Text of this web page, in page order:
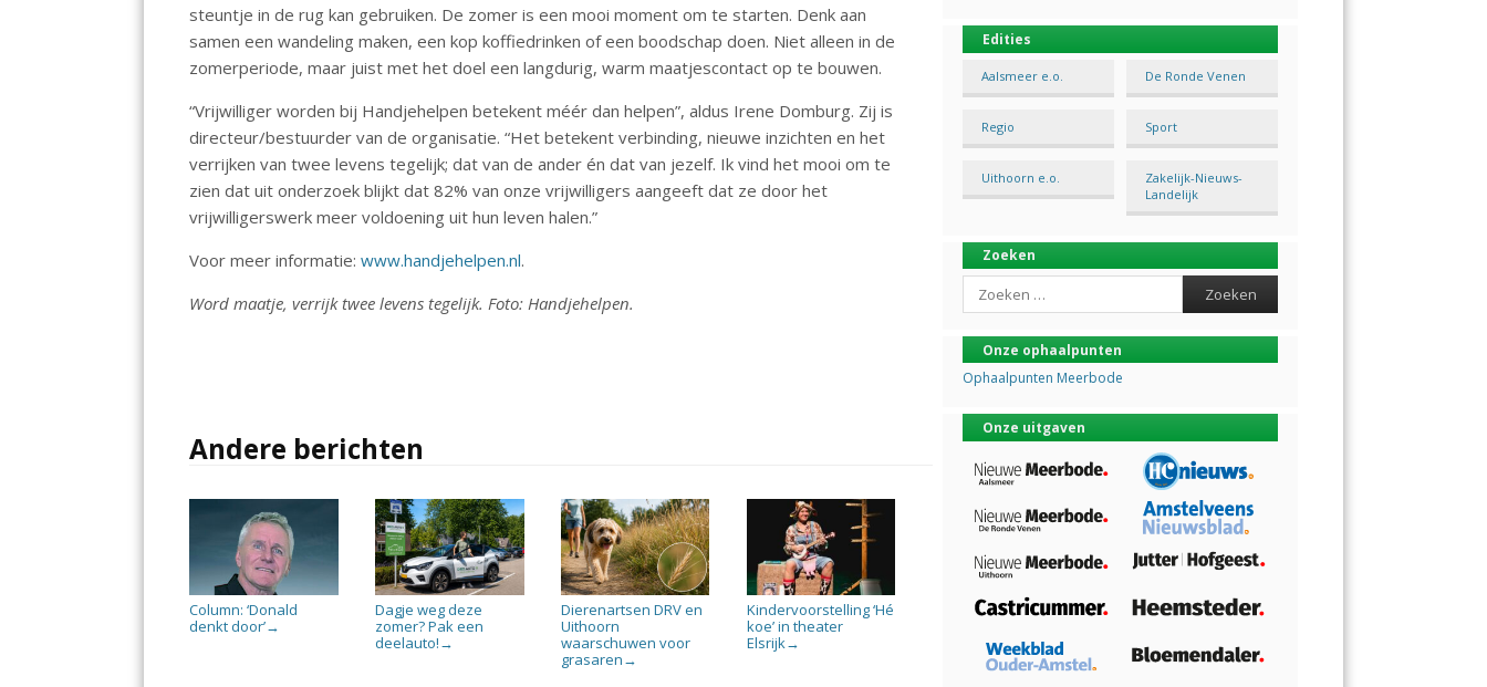
steuntje in de rug kan gebruiken. De zomer is een mooi moment om te starten. Denk aan
samen een wandeling maken, een kop koffiedrinken of een boodschap doen. Niet alleen in de
zomerperiode, maar juist met het doel een langdurig, warm maatjescontact op te bouwen.
“Vrijwilliger worden bij Handjehelpen betekent méér dan helpen”, aldus Irene Domburg. Zij is
directeur/bestuurder van de organisatie. “Het betekent verbinding, nieuwe inzichten en het
verrijken van twee levens tegelijk; dat van de ander én dat van jezelf. Ik vind het mooi om te
zien dat uit onderzoek blijkt dat 82% van onze vrijwilligers aangeeft dat ze door het
vrijwilligerswerk meer voldoening uit hun leven halen.”
Voor meer informatie:www.handjehelpen.nl.
Word maatje, verrijk twee levens tegelijk. Foto: Handjehelpen.
Andere berichten
Column: ‘Donald
denkt door’→
Dagje weg deze
zomer? Pak een
deelauto! →
Dierenartsen DRV en
Uithoorn
waarschuwen voor
grasaren →
Kindervoorstelling ‘Hé
koe’ in theater
Elsrijk→
Edities
Aalsmeer e.o. De Ronde Venen
Regio Sport
Uithoorn e.o.
Zakelijk-Nieuws-
Landelijk
Zoeken
Search
Onze ophaalpunten
Ophaalpunten Meerbode
Onze uitgaven